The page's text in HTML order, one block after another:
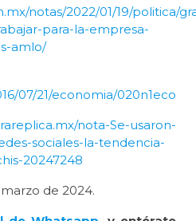
notas/2022/01/19/politica/
para-la-empresa-
amlo/
07/21/economia/020n1eco
nota-Se-usaron-
sociales-la-tendencia-
20247248
de 2024.